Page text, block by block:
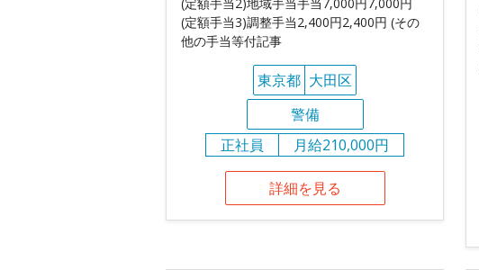
(定額手当3)調整手当2,400円2,400円 (その
他の手当等付記事
東京都 大田区
警備
正社員
月給210,000円
詳細を見る